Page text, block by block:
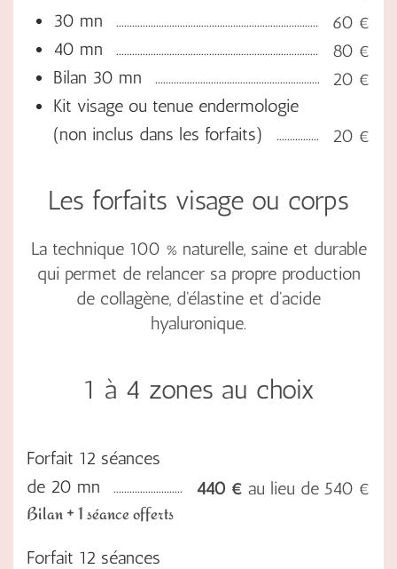
30 mn
60 €
40 mn
80 €
Bilan 30 mn
20 €
Kit visage ou tenue endermologie
(non inclus dans les forfaits)
20 €
Les forfaits visage ou corps
La technique 100 % naturelle, saine et durable
qui permet de relancer sa propre production
de collagène, d'élastine et d'acide
hyaluronique.
1 à 4 zones au choix
Forfait 12 séances
de 20 mn
440 € au lieu de 540 €
Bilan + 1 séance offerts
Forfait 12 séances